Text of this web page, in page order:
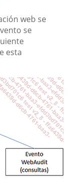
web se
se
esta